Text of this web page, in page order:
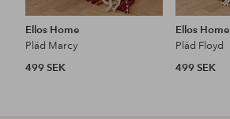
Ellos Home
Pläd Marcy
499 SEK
Ellos Home
Pläd Floyd
499 SEK